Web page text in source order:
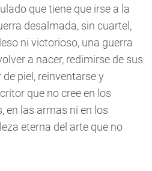
que tiene que irse a la
desalmada, sin cuartel,
ni victorioso, una guerra
a nacer, redimirse de sus
piel, reinventarse y
que no cree en los
en las armas ni en los
eterna del arte que no